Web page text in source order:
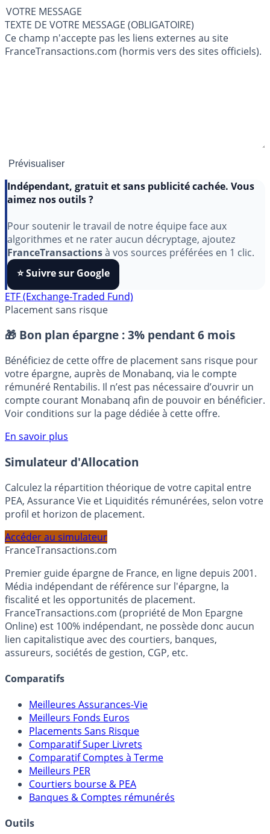
VOTRE MESSAGE
TEXTE DE VOTRE MESSAGE (OBLIGATOIRE)
Ce champ n'accepte pas les liens externes au site
FranceTransactions.com (hormis vers des sites officiels).
aimez nos outils ?
Pour soutenir le travail de notre équipe face aux
algorithmes et ne rater aucun décryptage, ajoutez
FranceTransactionsà vos sources préférées en 1 clic.
⭐️ Suivre sur Google
ETF (Exchange-Traded Fund)
Placement sans risque
🎁 Bon plan épargne : 3% pendant 6 mois
Bénéficiez de cette offre de placement sans risque pour
votre épargne, auprès de Monabanq, via le compte
rémunéré Rentabilis. Il n’est pas nécessaire d’ouvrir un
Voir conditions sur la page dédiée à cette offre.
En savoir plus
Simulateur d'Allocation
Calculez la répartition théorique de votre capital entre
PEA, Assurance Vie et Liquidités rémunérées, selon votre
profil et horizon de placement.
FranceTransactions.com
Premier guide épargne de France, en ligne depuis 2001.
Média indépendant de référence sur l'épargne, la
fiscalité et les opportunités de placement.
FranceTransactions.com (propriété de Mon Epargne
Online) est 100% indépendant, ne possède donc aucun
lien capitalistique avec des courtiers, banques,
assureurs, sociétés de gestion, CGP, etc.
Comparatifs
Meilleures Assurances-Vie
Meilleurs Fonds Euros
Placements Sans Risque
Comparatif Super Livrets
Comparatif Comptes à Terme
Meilleurs PER
Banques & Comptes rémunérés